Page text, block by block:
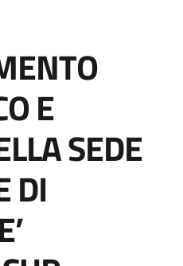
E
SEDE
DI